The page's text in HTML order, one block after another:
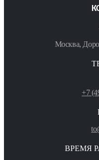
Москва,
+7
ВРЕМЯ